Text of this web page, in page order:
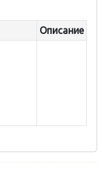
Описание